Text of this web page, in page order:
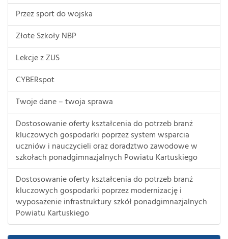
Przez sport do wojska
Złote Szkoły NBP
Lekcje z ZUS
CYBERspot
Twoje dane – twoja sprawa
Dostosowanie oferty kształcenia do potrzeb branż
kluczowych gospodarki poprzez system wsparcia
uczniów i nauczycieli oraz doradztwo zawodowe w
szkołach ponadgimnazjalnych Powiatu Kartuskiego
Dostosowanie oferty kształcenia do potrzeb branż
kluczowych gospodarki poprzez modernizację i
wyposażenie infrastruktury szkół ponadgimnazjalnych
Powiatu Kartuskiego